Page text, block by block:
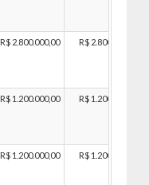
R$ 2.800.000,00 R$ 2.800.000,00
R$ 1.200.000,00 R$ 1.200.000,00
R$ 1.200.000,00 R$ 1.200.000,00